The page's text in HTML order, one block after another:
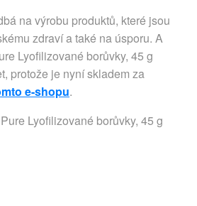
na výrobu produktů, které jsou
zdraví a také na úsporu. A
Lyofilizované borůvky, 45 g
protože je nyní skladem za
e-shopu.
Lyofilizované borůvky, 45 g